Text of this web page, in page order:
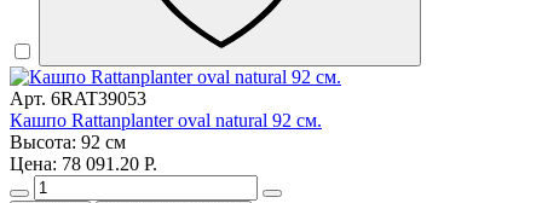
Арт. 6RAT39053
Кашпо Rattanplanter oval natural 92 см.
Высота: 92 см
Цена: 78 091.20 Р.